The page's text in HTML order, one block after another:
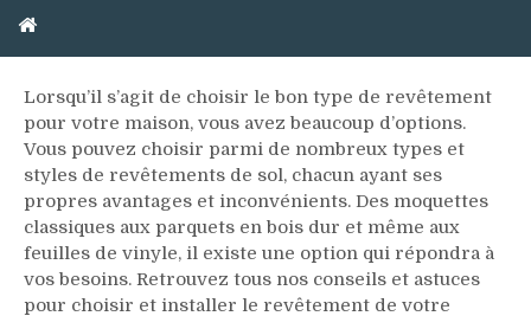
Revêtement
Lorsqu’il s’agit de choisir le bon type de revêtement
pour votre maison, vous avez beaucoup d’options.
Vous pouvez choisir parmi de nombreux types et
styles de revêtements de sol, chacun ayant ses
propres avantages et inconvénients. Des moquettes
classiques aux parquets en bois dur et même aux
feuilles de vinyle, il existe une option qui répondra à
vos besoins. Retrouvez tous nos conseils et astuces
pour choisir et installer le revêtement de votre